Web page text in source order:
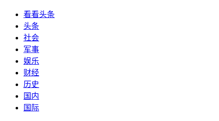
看看头条
头条
社会
军事
娱乐
财经
历史
国内
国际